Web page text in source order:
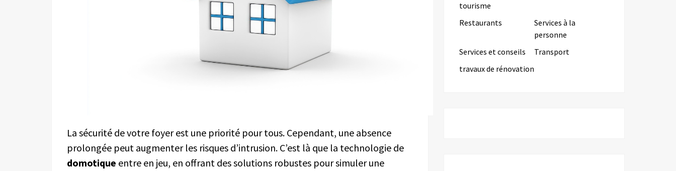
La sécurité de votre foyer est une priorité pour tous. Cependant, une absence
prolongée peut augmenter les risques d’intrusion. C’est là que la technologie de
domotique entre en jeu, en offrant des solutions robustes pour simuler une
tourisme
Restaurants
Services à la
personne
Services et conseils
Transport
travaux de rénovation